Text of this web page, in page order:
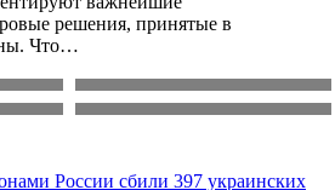
решения, принятые в
Что…